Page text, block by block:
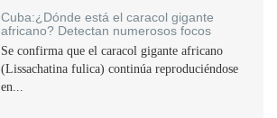
Cuba:¿Dónde está el caracol gigante
africano? Detectan numerosos focos
Se confirma que el caracol gigante africano
(Lissachatina fulica) continúa reproduciéndose
en...